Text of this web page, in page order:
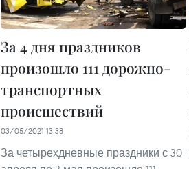
За 4 дня праздников
произошло 111 дорожно-
транспортных
происшествий
03/05/2021 13:38
За четырехдневные праздники с 30